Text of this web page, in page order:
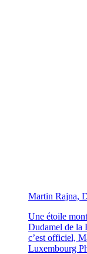
Martin Rajna,
Une étoile
Dudamel de la
c’est officiel,
Luxembourg